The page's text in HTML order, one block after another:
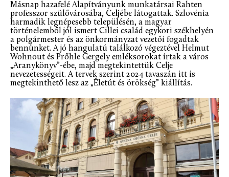
Másnap hazafelé Alapítványunk munkatársai Rahten
professzor szülővárosába, Celjébe látogattak. Szlovénia
harmadik legnépesebb településén, a magyar
történelemből jól ismert Cillei család egykori székhelyén
a polgármester és az önkormányzat vezetői fogadtak
bennünket. A jó hangulatú találkozó végeztével Helmut
Wohnout és Prőhle Gergely emléksorokat írtak a város
„Aranykönyv”-ébe, majd megtekintettük Celje
nevezetességeit. A tervek szerint 2024 tavaszán itt is
megtekinthető lesz az „Életút és örökség” kiállítás.